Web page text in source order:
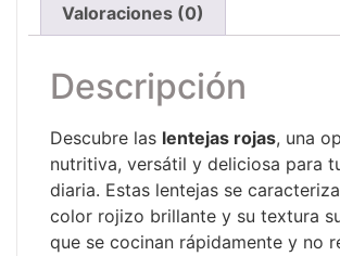
Valoraciones (0)
Descripción
Descubre las lentejas rojas, una
nutritiva, versátil y deliciosa para
diaria. Estas lentejas se
color rojizo brillante y su textura
que se cocinan rápidamente y no